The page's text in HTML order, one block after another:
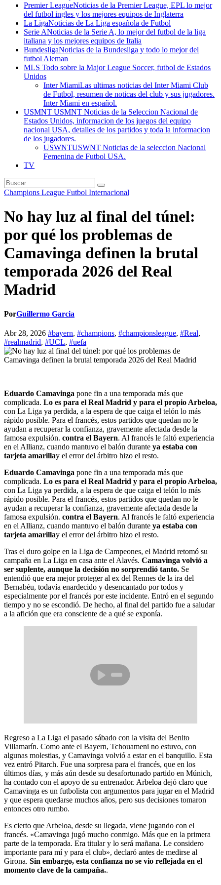
Premier LeagueNoticias de la Premier League, EPL lo mejor
del futbol ingles y los mejores equipos de Inglaterra
La LigaNoticias de La Liga española de Futbol
Serie ANoticias de la Serie A, lo mejor del futbol de la liga
italiana y los mejores equipos de Italia
BundesligaNoticias de la Bundesliga y todo lo mejor del
futbol Aleman
MLS Todo sobre la Major League Soccer, futbol de Estados
Unidos
Inter MiamiLas ultimas noticias del Inter Miami Club
de Futbol, resumen de noticas del club y sus jugadores.
Inter Miami en español.
USMNT USMNT Noticias de la Seleccion Nacional de
Estados Unidos, informacion de los juegos del equipo
nacional USA, detalles de los partidos y toda la informacion
de los jugadores.
USWNTUSWNT Noticias de la seleccion Nacional
Femenina de Futbol USA.
TV
Champions League Futbol Internacional
No hay luz al final del túnel:
por qué los problemas de
Camavinga definen la brutal
temporada 2026 del Real
Madrid
PorGuillermo Garcia
Abr 28, 2026 #bayern, #champions, #championsleague, #Real,
#realmadrid, #UCL, #uefa
Eduardo Camavinga pone fin a una temporada más que
complicada. Lo es para el Real Madrid y para el propio Arbeloa,
con La Liga ya perdida, a la espera de que caiga el telón lo más
rápido posible. Para el francés, estos partidos que quedan no le
ayudan a recuperar la confianza, gravemente afectada desde la
famosa expulsión. contra el Bayern. Al francés le faltó experiencia
en el Allianz, cuando mantuvo el balón durante ya estaba con
tarjeta amarillay el error del árbitro hizo el resto.
Eduardo Camavinga pone fin a una temporada más que
complicada. Lo es para el Real Madrid y para el propio Arbeloa,
con La Liga ya perdida, a la espera de que caiga el telón lo más
rápido posible. Para el francés, estos partidos que quedan no le
ayudan a recuperar la confianza, gravemente afectada desde la
famosa expulsión. contra el Bayern. Al francés le faltó experiencia
en el Allianz, cuando mantuvo el balón durante ya estaba con
tarjeta amarillay el error del árbitro hizo el resto.
Tras el duro golpe en la Liga de Campeones, el Madrid retomó su
campaña en La Liga en casa ante el Alavés. Camavinga volvió a
ser suplente, aunque la decisión no sorprendió tanto. Se
entendió que era mejor proteger al ex del Rennes de la ira del
Bernabéu, todavía enardecido y desencantado por todos y
especialmente por el francés por este incidente. Entró en el segundo
tiempo y no se escondió. De hecho, al final del partido fue a saludar
a la afición que era consciente de a qué se exponía.
Regreso a La Liga el pasado sábado con la visita del Benito
Villamarín. Como ante el Bayern, Tchouameni no estuvo, con
algunas molestias, y Camavinga volvió a estar en el banquillo. Esta
vez entró Pitarch. Fue una sorpresa para el francés, que en los
últimos días, y más aún desde su desafortunado partido en Múnich,
ha contado con el apoyo de su entrenador. Arbeloa dejó claro que
Camavinga es un futbolista con argumentos para jugar en el Madrid
y que espera quedarse muchos años, pero sus decisiones tomaron
entonces otro rumbo.
Es cierto que Arbeloa, desde su llegada, viene jugando con el
francés. «Camavinga jugó mucho conmigo. Más que en la primera
parte de la temporada. Era titular y lo será mañana. Le considero
importante para mí y para el club», declaró antes de medirse al
Girona. Sin embargo, esta confianza no se vio reflejada en el
momento clave de la campaña..